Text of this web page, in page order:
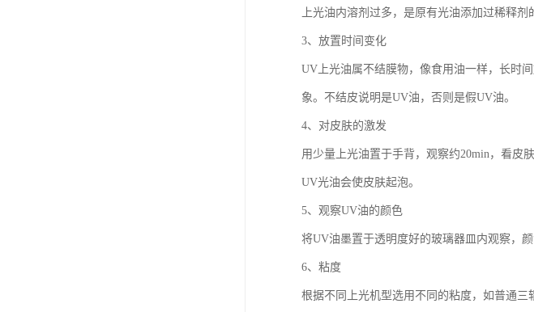
上光油内溶剂过多，是原有光油添加过稀释剂
3、放置时间变化
UV上光油属不结膜物，像食用油一样，长时
象。不结皮说明是UV油，否则是假UV油。
4、对皮肤的激发
用少量上光油置于手背，观察约20min，看皮
UV光油会使皮肤起泡。
5、观察UV油的颜色
将UV油墨置于透明度好的玻璃器皿内观察，颜
6、粘度
根据不同上光机型选用不同的粘度，如普通三